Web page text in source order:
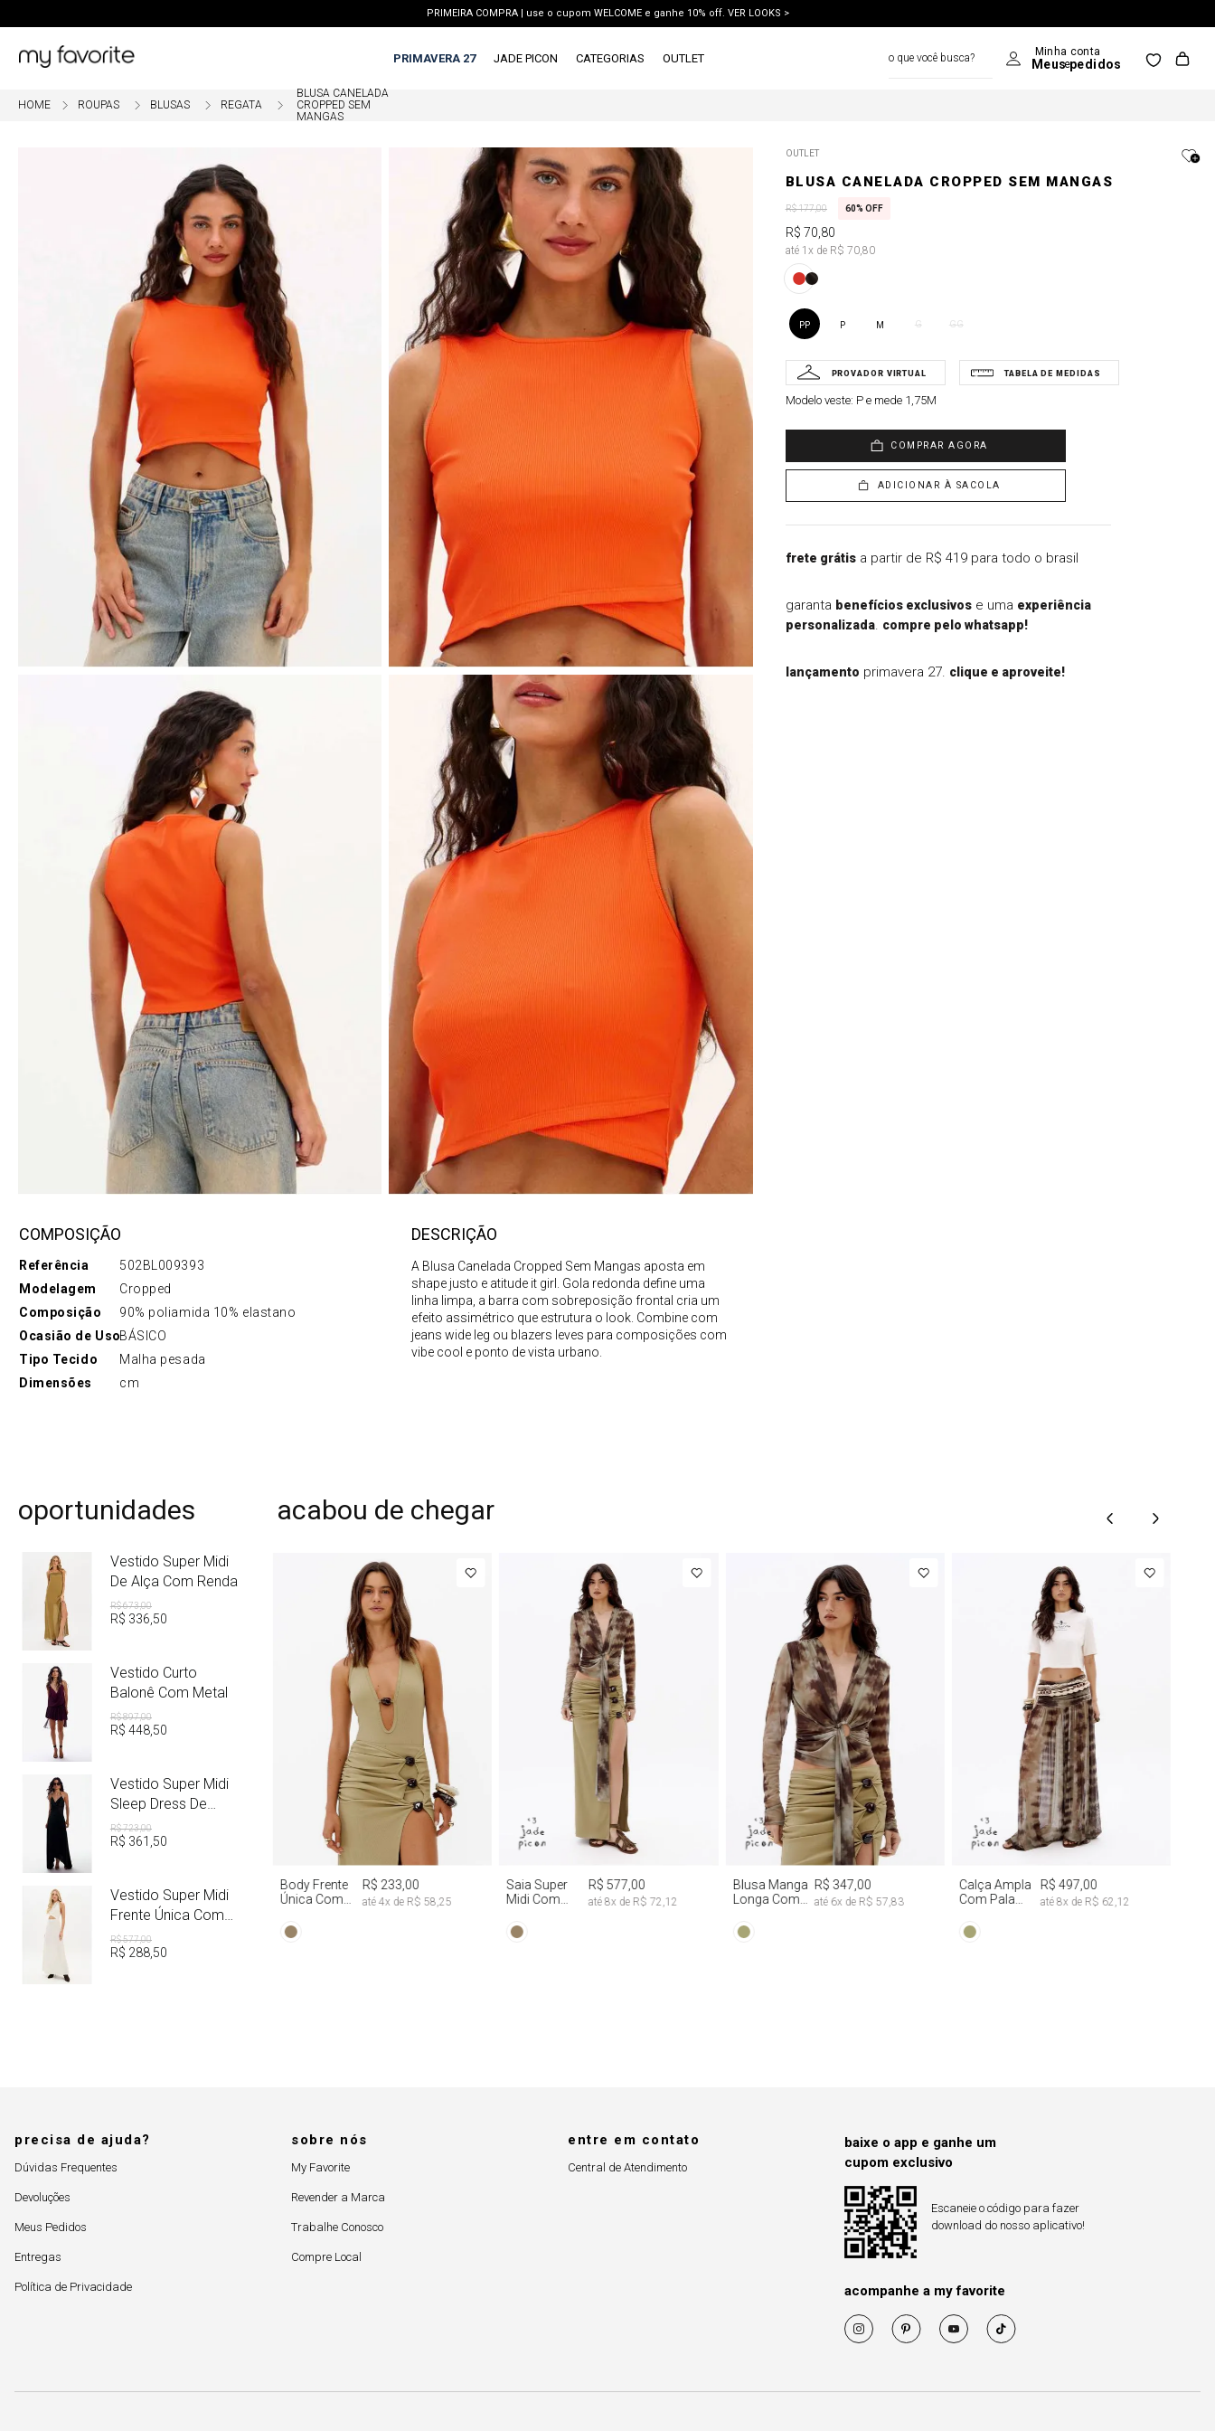
PRIMEIRA COMPRA | use o cupom WELCOME e ganhe 10% off. VER LOOKS >
PRIMAVERA 27 JADE PICON CATEGORIAS OUTLET
ROUPAS BLUSAS REGATA
BLUSA CANELADA
CROPPED SEM
MANGAS
COMPOSIÇÃO
Referência
502BL009393
Modelagem
Cropped
Composição
90% poliamida 10% elastano
Ocasião de UsoBÁSICO
Tipo Tecido
Malha pesada
Dimensões
cm
DESCRIÇÃO
A Blusa Canelada Cropped Sem Mangas aposta em
shape justo e atitude it girl. Gola redonda define uma
linha limpa, a barra com sobreposição frontal cria um
efeito assimétrico que estrutura o look. Combine com
jeans wide leg ou blazers leves para composições com
vibe cool e ponto de vista urbano.
OUTLET
BLUSA CANELADA CROPPED SEM MANGAS
R$177,00 60% OFF
R$ 70 80
até 1x de R$ 70,80
PP P M G GG
Modelo veste: P e mede 1,75M
COMPRAR AGORA
ADICIONAR À SACOLA
frete grátisa partir de R$ 419 para todo o brasil
garanta benefícios exclusivose uma experiência
personalizada. compre pelo whatsapp!
lançamento primavera 27. clique e aproveite!
oportunidades
Vestido Super Midi
De Alça Com Renda
R$673,00
R$ 336 50
Vestido Curto
Balonê Com Metal
R$897,00
R$ 448, 50
Vestido Super Midi
Sleep Dress De
Cetim Com Metal
R$723,00
R$ 361 50
Vestido Super Midi
Frente Única Com
Linho
R$577,00
R$ 288, 50
acabou de chegar
Body Frente
Única Com
R$ 233,00
até 4x de R$ 58,25
PP M
Saia Super
Midi Com
Lateral
R$ 577,00
até 8x de R$ 72,12
PP M G
Blusa Manga
Longa Com
Dye
R$ 347,00
até 6x de R$ 57,83
M G
Calça Ampla
Com Pala
Dye
R$ 497,00
até8x deR$ 62,12
precisa de ajuda?
Dúvidas Frequentes
Devoluções
Meus Pedidos
Entregas
Política de Privacidade
sobre nós
My Favorite
Revender a Marca
Trabalhe Conosco
Compre Local
entre em contato
Central de Atendimento
baixe o app e ganhe um
cupom exclusivo
Escaneie o código para fazer
download do nosso aplicativo!
acompanhe a my favorite
1º
vestido
blusa
3
º
calca jeans
4º
calca
5º
saia
º
short
7º
9